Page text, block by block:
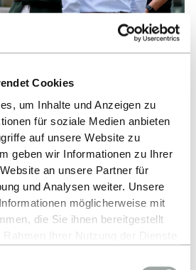
Cookies
um Inhalte und Anzeigen zu
für soziale Medien anbieten
auf unsere Website zu
geben wir Informationen zu Ihrer
an unsere Partner für
und Analysen weiter. Unsere
möglicherweise mit
die Sie ihnen bereitgestellt
MSc International
& MSc
Controlling and
(14.10.2026)
Martina Traub-Kaiser